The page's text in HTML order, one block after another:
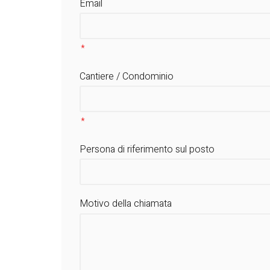
Email
Cantiere / Condominio
Persona di riferimento sul posto
Motivo della chiamata